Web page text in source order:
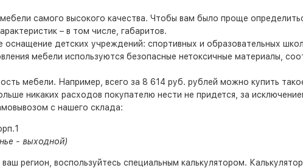
самого высокого качества. Чтобы вам было проще
– в том числе, габаритов.
детских учреждений: спортивных и образовательных
мебели используются безопасные нетоксичные материалы,
мебели. Например, всего за 8 614 руб. рублей можно купить
никаких расходов покупателю нести не придется, за
с нашего склада:
- выходной)
регион, воспользуйтесь специальным калькулятором.